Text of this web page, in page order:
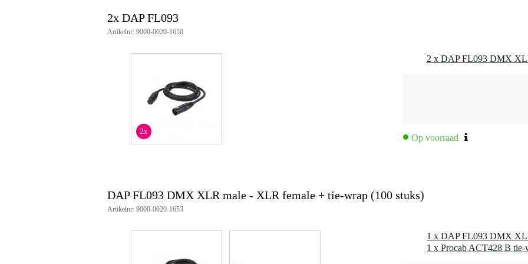
2x DAP FL093
Artikelnr: 9000-0020-1650
2x
Op voorraad
DAP FL093 DMX XLR male - XLR female + tie-wrap (100 stuks)
Artikelnr: 9000-0020-1653
1 x Procab ACT428 B tie-